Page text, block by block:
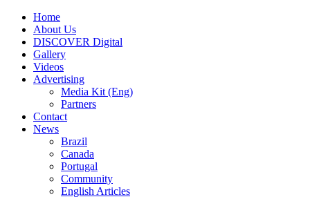
Home
About Us
DISCOVER Digital
Gallery
Videos
Advertising
Media Kit (Eng)
Partners
Contact
News
Brazil
Canada
Portugal
Community
English Articles